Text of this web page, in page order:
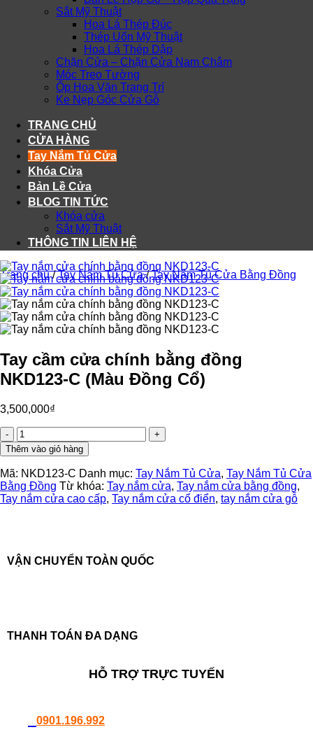
Sắt Mỹ Thuật
Hoa Lá Thép Đúc
Thép Uốn Mỹ Thuật
Hoa Lá Thép Dập
Chặn Cửa – Chặn Cửa Nam Châm
Móc Treo Tường
Ốp Hoa Văn Trang Trí
Ke Nẹp Góc Cửa Gỗ
TRANG CHỦ
CỬA HÀNG
Tay Nắm Tủ Cửa
Khóa Cửa
Bản Lề Cửa
BLOG TIN TỨC
Khóa cửa
Sắt Mỹ Thuật
THÔNG TIN LIÊN HỆ
Trang chủ / Tay Nắm Tủ Cửa / Tay Nắm Tủ Cửa Bằng Đồng
Tay cầm cửa chính bằng đồng
NKD123-C (Màu Đồng Cổ)
3,500,000₫
Tay
cầm
cửa
chính
bằng
đồng
NKD123-
Cổ)
số
Thêm vào giỏ hàng
Mã: NKD123-C Danh mục: Tay Nắm Tủ Cửa, Tay Nắm Tủ Cửa
Bằng Đồng Từ khóa: Tay nắm cửa, Tay nắm cửa bằng đồng,
Tay nắm cửa cao cấp, Tay nắm cửa cổ điển, tay nắm cửa gỗ
VẬN CHUYỂN TOÀN QUỐC
THANH TOÁN ĐA DẠNG
HỖ TRỢ TRỰC TUYẾN
0901.196.992